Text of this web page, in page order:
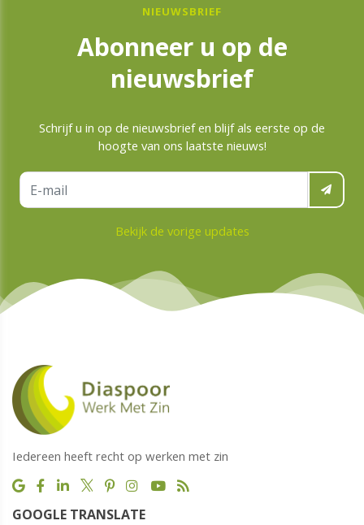
NIEUWSBRIEF
Abonneer u op de
nieuwsbrief
Schrijf u in op de nieuwsbrief en blijf als eerste op de
hoogte van ons laatste nieuws!
Bekijk de vorige updates
Iedereen heeft recht op werken met zin
GOOGLE TRANSLATE